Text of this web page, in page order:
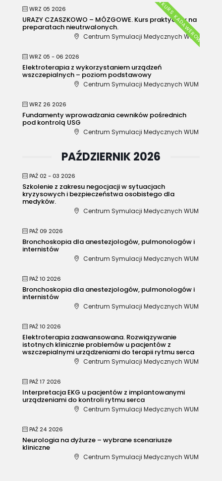
WRZ 05 2026 KURS KADAWEROWY
URAZY CZASZKOWO – MÓZGOWE. Kurs praktyczny na
preparatach nieutrwalonych.
Centrum Symulacji Medycznych WUM
WRZ 05 - 06 2026
Elektroterapia z wykorzystaniem urządzeń
wszczepialnych – poziom podstawowy
Centrum Symulacji Medycznych WUM
WRZ 26 2026
Fundamenty wprowadzania cewników pośrednich
pod kontrolą USG
Centrum Symulacji Medycznych WUM
PAŹDZIERNIK 2026
PAŹ 02 - 03 2026
Szkolenie z zakresu negocjacji w sytuacjach
kryzysowych i bezpieczeństwa osobistego dla
medyków.
Centrum Symulacji Medycznych WUM
PAŹ 09 2026
Bronchoskopia dla anestezjologów, pulmonologów i
internistów
Centrum Symulacji Medycznych WUM
PAŹ 10 2026
Bronchoskopia dla anestezjologów, pulmonologów i
internistów
Centrum Symulacji Medycznych WUM
PAŹ 10 2026
Elektroterapia zaawansowana. Rozwiązywanie
istotnych klinicznie problemów u pacjentów z
wszczepialnymi urządzeniami do terapii rytmu serca
Centrum Symulacji Medycznych WUM
PAŹ 17 2026
Interpretacja EKG u pacjentów z implantowanymi
urządzeniami do kontroli rytmu serca
Centrum Symulacji Medycznych WUM
PAŹ 24 2026
Neurologia na dyżurze – wybrane scenariusze
kliniczne
Centrum Symulacji Medycznych WUM